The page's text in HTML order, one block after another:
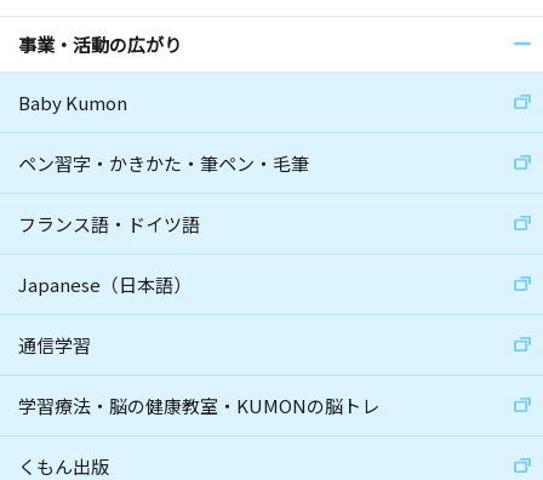
事業・活動の広がり
Baby Kumon
ペン習字・かきかた・筆ペン・毛筆
フランス語・ドイツ語
Japanese（日本語）
通信学習
学習療法・脳の健康教室・KUMONの脳トレ
くもん出版